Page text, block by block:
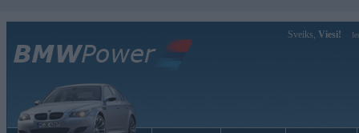
Sveiks, Viesi!